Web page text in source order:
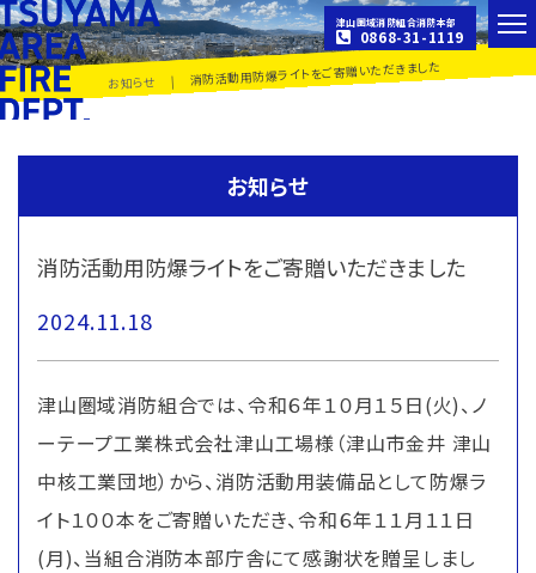
津山圏域消防組合消防本部
0868-31-1119
お知らせ | 消防活動用防爆ライトをご寄贈いただきました
お知らせ
消防活動用防爆ライトをご寄贈いただきました
2024.11.18
津山圏域消防組合では、令和６年１０月１５日(火)、ノ
ーテープ工業株式会社津山工場様（津山市金井 津山
中核工業団地）から、消防活動用装備品として防爆ラ
イト１００本をご寄贈いただき、令和６年１１月１１日
(月)、当組合消防本部庁舎にて感謝状を贈呈しまし